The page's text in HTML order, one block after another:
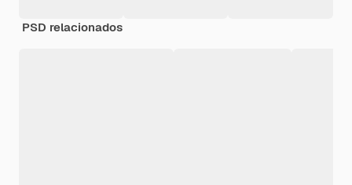
PSD relacionados